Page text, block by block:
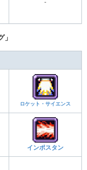
-
ロケット・サイエンス
インポスタン